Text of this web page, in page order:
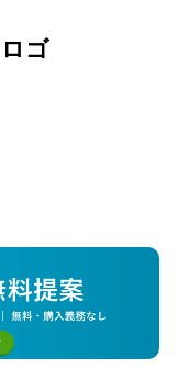
ゴ